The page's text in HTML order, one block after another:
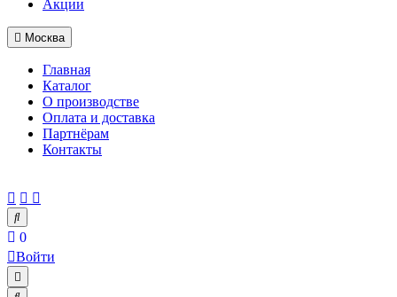
Акции
Москва
Главная
Каталог
О производстве
Оплата и доставка
Партнёрам
Контакты
0
Войти